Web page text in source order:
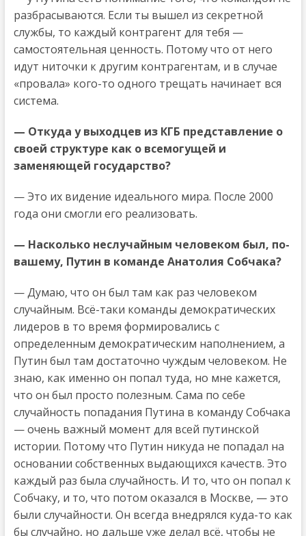
разбрасываются. Если ты вышел из секретной
службы, то каждый контрагент для тебя —
самостоятельная ценность. Потому что от него
идут ниточки к другим контрагентам, и в случае
«провала» кого-то одного трещать начинает вся
система.
— Откуда у выходцев из КГБ представление о
своей структуре как о всемогущей и
заменяющей государство?
— Это их видение идеального мира. После 2000
года они смогли его реализовать.
— Насколько неслучайным человеком был, по-
вашему, Путин в команде Анатолия Собчака?
— Думаю, что он был там как раз человеком
случайным. Всё-таки команды демократических
лидеров в то время формировались с
определенным демократическим наполнением, а
Путин был там достаточно чуждым человеком. Не
знаю, как именно он попал туда, но мне кажется,
что он был просто полезным. Сама по себе
случайность попадания Путина в команду Собчака
— очень важный момент для всей путинской
истории. Потому что Путин никуда не попадал на
основании собственных выдающихся качеств. Это
каждый раз была случайность. И то, что он попал к
Собчаку, и то, что потом оказался в Москве, — это
были случайности. Он всегда внедрялся куда-то как
бы случайно, но дальше уже делал всё, чтобы не